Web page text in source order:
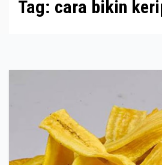
Tag: cara bikin